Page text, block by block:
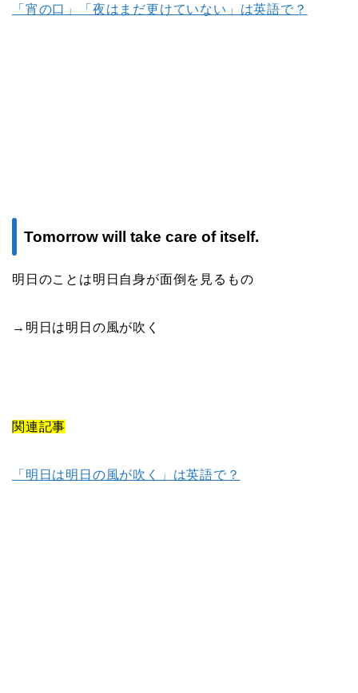
「宵の口」「夜はまだ更けていない」は英語で？
Tomorrow will take care of itself.
明日のことは明日自身が面倒を見るもの
→明日は明日の風が吹く
関連記事
「明日は明日の風が吹く」は英語で？